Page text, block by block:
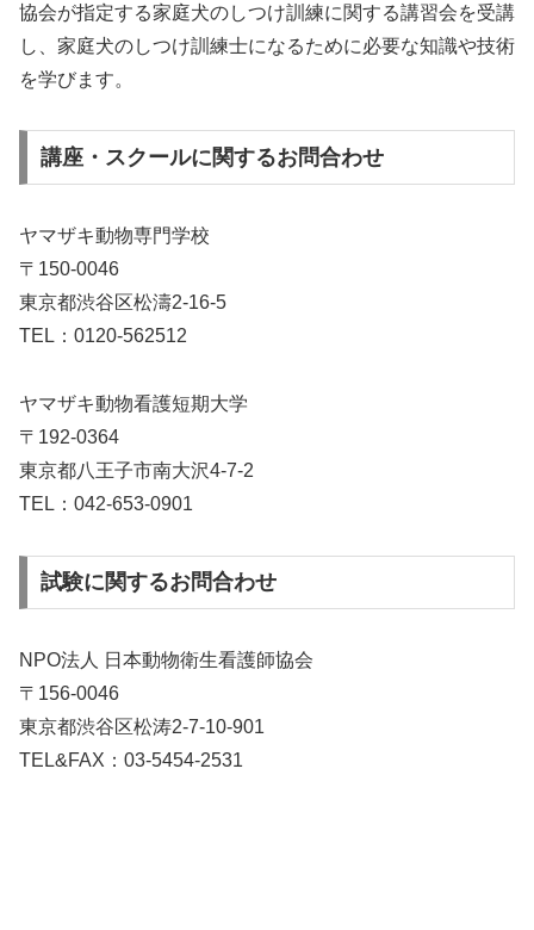
協会が指定する家庭犬のしつけ訓練に関する講習会を受講
し、家庭犬のしつけ訓練士になるために必要な知識や技術
を学びます。
講座・スクールに関するお問合わせ
ヤマザキ動物専門学校
〒150-0046
東京都渋谷区松濤2-16-5
TEL：0120-562512
ヤマザキ動物看護短期大学
〒192-0364
東京都八王子市南大沢4-7-2
TEL：042-653-0901
試験に関するお問合わせ
NPO法人 日本動物衛生看護師協会
〒156-0046
東京都渋谷区松涛2-7-10-901
TEL&FAX：03-5454-2531